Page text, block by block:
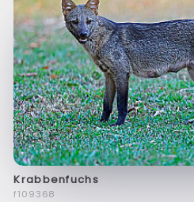
Krabbenfuchs
f109368